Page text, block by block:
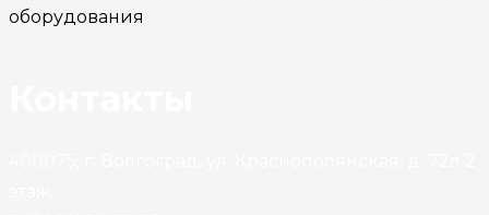
оборудования